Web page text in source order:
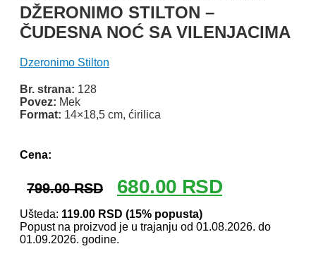
DŽERONIMO STILTON –
ČUDESNA NOĆ SA VILENJACIMA
Dzeronimo Stilton
Br. strana: 128
Povez: Mek
Format: 14×18,5 cm, ćirilica
Cena:
799.00RSD
Originalna
cena
je
bila:
799.00 RSD.
680.00 RSDTrenutna
cena
680.00 RSD.
Ušteda: 119.00 RSD (15% popusta)
Popust na proizvod je u trajanju od 01.08.2026. do
01.09.2026. godine.